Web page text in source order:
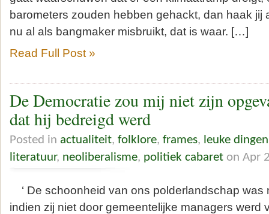
barometers zouden hebben gehackt, dan haak jij
nu al als bangmaker misbruikt, dat is waar. […]
Read Full Post »
De Democratie zou mij niet zijn
dat hij bedreigd werd
Posted in actualiteit, folklore, frames, leuke
literatuur, neoliberalisme, politiek cabaret on Apr
‘ De schoonheid van ons polderlandschap was
indien zij niet door gemeentelijke managers werd